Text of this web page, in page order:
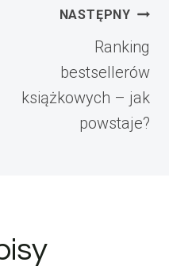
NASTĘPNY
Ranking
bestsellerów
książkowych – jak
powstaje?